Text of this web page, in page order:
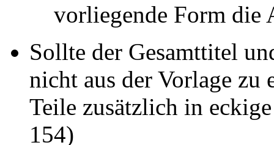
vorliegende Form die
Sollte der Gesamttitel
nicht aus der Vorlage zu
Teile zusätzlich in
154)